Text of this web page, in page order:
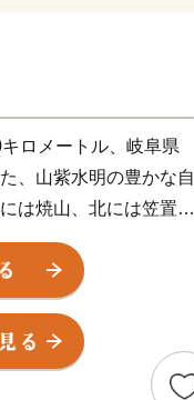
ロメートル、岐阜県
、山紫水明の豊かな自
は焼山、北には笠置山
矢作川などが流れ、四
年に木曽川をせき止
自然公園に指定されて
里川ダムなどのダムも
横断する中山道大井